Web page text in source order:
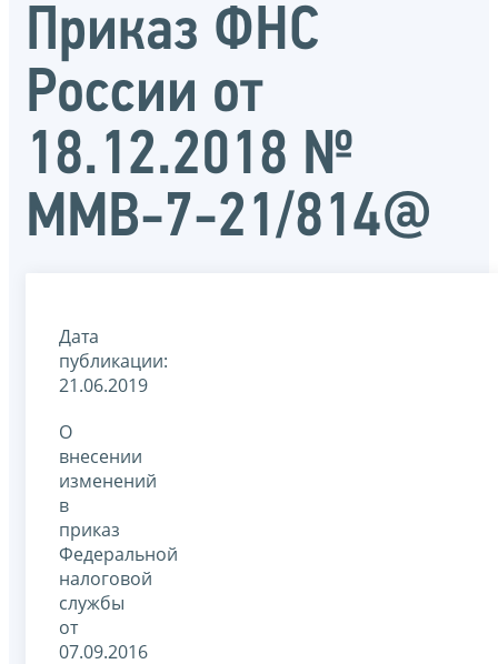
Приказ ФНС
России от
18.12.2018 №
ММВ-7-21/814@
Дата
публикации:
21.06.2019
О
внесении
изменений
в
приказ
Федеральной
налоговой
службы
от
07.09.2016